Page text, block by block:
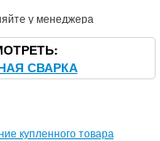
у менеджера
СВАРКА
купленного товара